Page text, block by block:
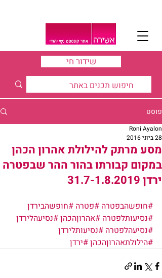
שידור חי
פוסט
מסע מרתק להילולת אהרון הכהן
במקום קבורתו בהור ההר שבפטרה
ירדן 31.7-1.8.2019
Roni Ayalon
28 ביוני 2016
#חופשהבפטרה #פטרה #חופשהבירדן
#נסיעותלפטרה #אהרוןהכהן#נסיעהלירדן
#נסיעהלפטרה #נסיעותלירדן
#הילולתאהרוןהכהן#ירדן